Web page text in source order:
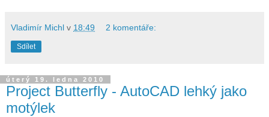
Vladimír Michl v 18:49 2 komentáře:
Sdílet
úterý 19. ledna 2010
Project Butterfly - AutoCAD lehký jako
motýlek